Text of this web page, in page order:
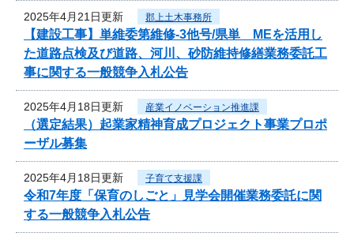
2025年4月21日更新 郡上土木事務所
【建設工事】単維委第維修‐3他号/県単 MEを活用し
た道路点検及び道路、河川、砂防維持修繕業務委託工
事に関する一般競争入札公告
2025年4月18日更新 産業イノベーション推進課
（選定結果）起業家精神育成プロジェクト事業プロポ
ーザル募集
2025年4月18日更新 子育て支援課
令和7年度「保育のしごと」見学会開催業務委託に関
する一般競争入札公告